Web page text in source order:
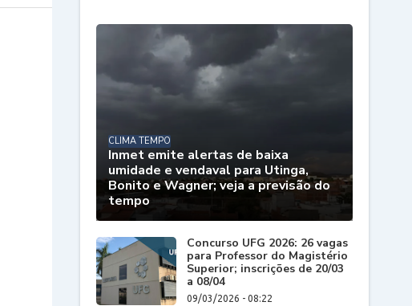
CLIMA TEMPO
Inmet emite alertas de baixa
umidade e vendaval para Utinga,
Bonito e Wagner; veja a previsão do
tempo
Concurso UFG 2026: 26 vagas
para Professor do Magistério
Superior; inscrições de 20/03
a 08/04
09/03/2026 - 08:22